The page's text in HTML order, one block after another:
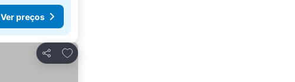
Ver preços
Partilhar
Adicionar aos favoritos